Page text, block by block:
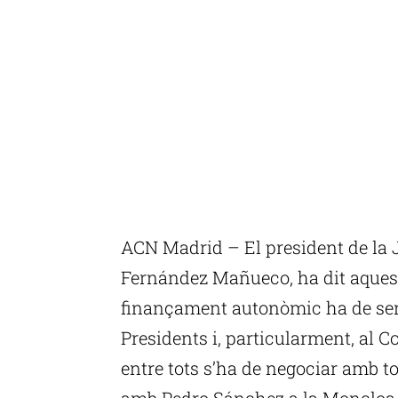
ACN Madrid – El president de la
Fernández Mañueco, ha dit
finançament autonòmic ha de
Presidents i, particularment, al
entre tots s’ha de negociar amb